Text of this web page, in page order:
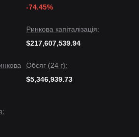
нижче$0.196
аналітиків полягає в тому, що,
зазнавати волатильності
може зміститися в бік
по мірі вдосконалення
-74.45%
Ринкова капіталізація:
$217,607,539.94
Обсяг (24 г):
$5,346,939.73